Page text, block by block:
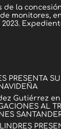
de la
monitores,
PRESENTA SU
Gutiérrez en
AL